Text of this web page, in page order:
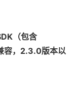
（包含
容，2.3.0版本以